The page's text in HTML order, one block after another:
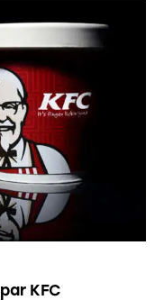
KFC